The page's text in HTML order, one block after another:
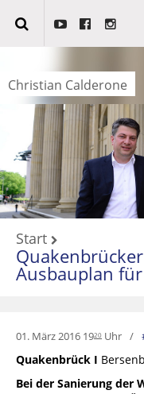
Christian Calderone
Start
Ausbauplan
01. März 2016 1920 Uhr
Quakenbrück I
Bei der Sanierung der